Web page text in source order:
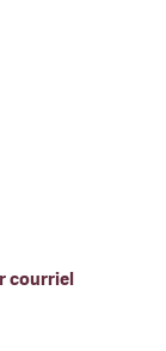
courriel